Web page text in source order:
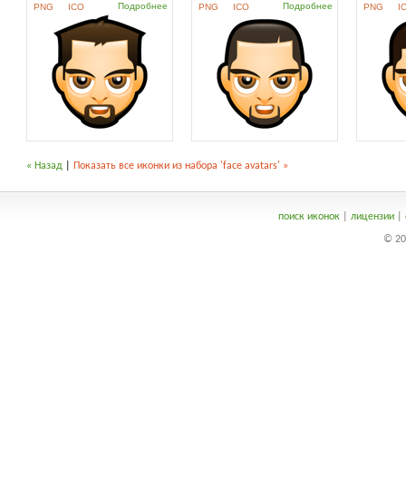
PNG ICO Подробнее PNG ICO Подробнее PNG
« Назад Показать все иконки из набора 'face avatars' »
поиск иконок| лицензии|
©